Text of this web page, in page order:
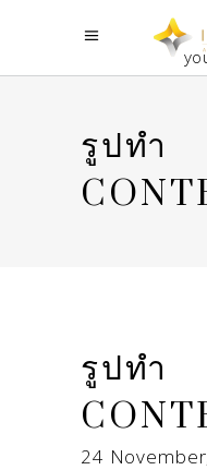
รูปทำ
รูปทำ
24